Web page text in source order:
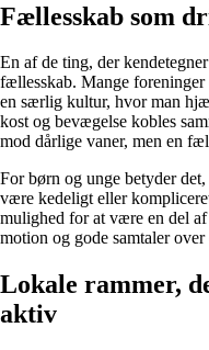
Fællesskab som
En af de ting, der
fællesskab. Mange
en særlig kultur, hvor man
kost og bevægelse kobles
mod dårlige vaner, men en
For børn og unge betyder
være kedeligt eller
mulighed for at være en del
motion og gode samtaler over
Lokale rammer,
aktiv